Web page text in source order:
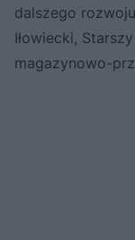
dalszego
Iłowiecki,
magazynowo-